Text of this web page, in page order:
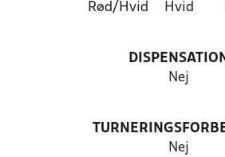
Rød/Hvid Hvid
DISPENSATION
Nej
Nej